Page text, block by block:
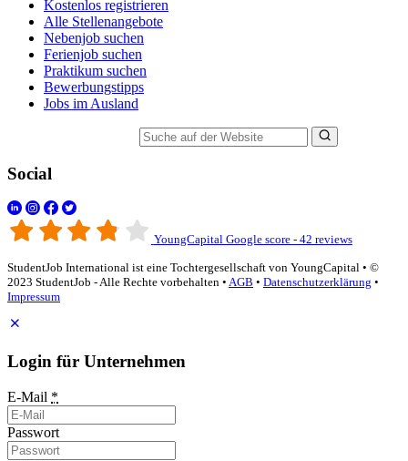
Kostenlos registrieren
Alle Stellenangebote
Nebenjob suchen
Ferienjob suchen
Praktikum suchen
Bewerbungstipps
Jobs im Ausland
Social
YoungCapital Google score - 42 reviews
StudentJob International ist eine Tochtergesellschaft von YoungCapital • ©
2023 StudentJob - Alle Rechte vorbehalten • AGB • Datenschutzerklärung •
Impressum
Login für Unternehmen
E-Mail *
Passwort